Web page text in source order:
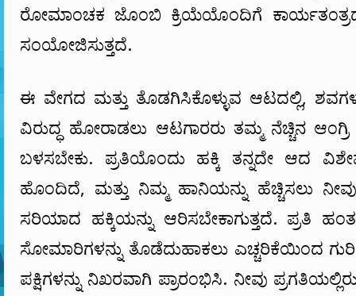
ರೋಮಾಂಚಕ ಜೊಂಬಿ ಕ್ರಿಯೆಯೊಂದಿಗೆ
ಸಂಯೋಜಿಸುತ್ತದೆ.
ಈ ವೇಗದ ಮತ್ತು ತೊಡಗಿಸಿಕೊಳ್ಳುವ ಆಟದಲ್ಲಿ,
ವಿರುದ್ಧ ಹೋರಾಡಲು ಆಟಗಾರರು ತಮ್ಮ ನೆಚ್ಚಿನ ಆಂಗ್ರಿ
ಬಳಸಬೇಕು. ಪ್ರತಿಯೊಂದು ಹಕ್ಕಿ ತನ್ನದೇ ಆದ
ಹೊಂದಿದೆ, ಮತ್ತು ನಿಮ್ಮ ಹಾನಿಯನ್ನು ಹೆಚ್ಚಿಸಲು ನೀವು
ಸರಿಯಾದ ಹಕ್ಕಿಯನ್ನು ಆರಿಸಬೇಕಾಗುತ್ತದೆ. ಪ್ರತಿ
ಸೋಮಾರಿಗಳನ್ನು ತೊಡೆದುಹಾಕಲು ಎಚ್ಚರಿಕೆಯಿಂದ
ಪಕ್ಷಿಗಳನ್ನು ನಿಖರವಾಗಿ ಪ್ರಾರಂಭಿಸಿ. ನೀವು